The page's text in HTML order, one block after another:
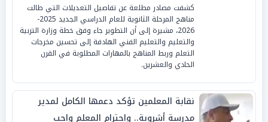
كشفت مصادر مطلعة عن تفاصيل التعديلات التي طالت
مناهج المرحلة الثانوية للعام الدراسي الجديد 2025-
2026، مشيرة إلى أن التطوير جاء وفق خطة وزارة التربية
والتعليم والتعليم الفني الهادفة إلى تحسين مخرجات
التعلم وربط المناهج بالمهارات المطلوبة في القرن
الحادي والعشرين.
نقابة المعلمين تؤكد دعمها الكامل لمدير
مدرسة أشروبة.. واحترام المعلم واجب